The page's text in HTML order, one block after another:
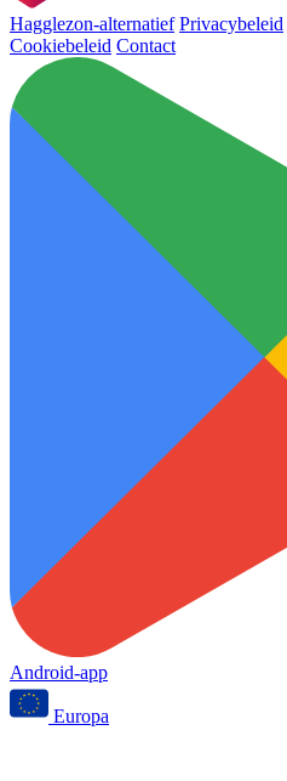
Hagglezon-alternatief Privacybeleid
Cookiebeleid Contact
Android-app
Europa